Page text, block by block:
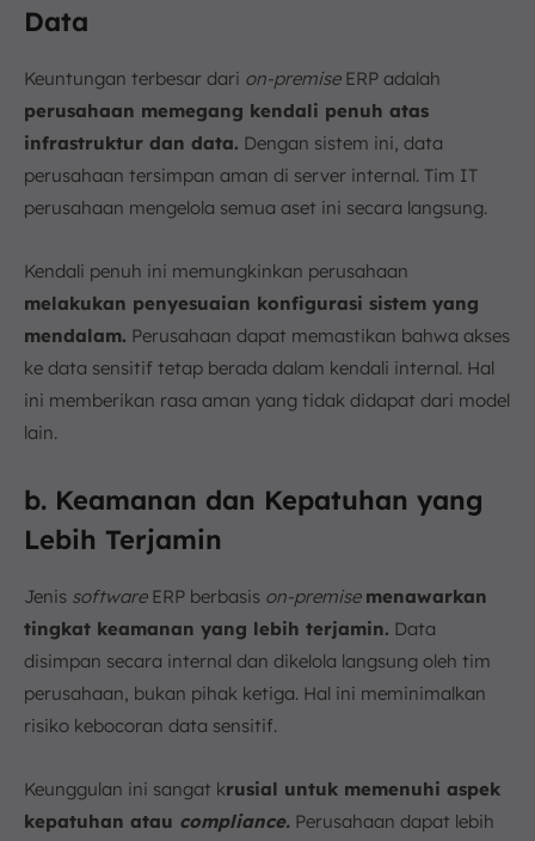
Data
Keuntungan terbesar dari on-premiseERP adalah
perusahaan memegang kendali penuh atas
infrastruktur dan data. Dengan sistem ini, data
perusahaan tersimpan aman di server internal. Tim IT
perusahaan mengelola semua aset ini secara langsung.
Kendali penuh ini memungkinkan perusahaan
melakukan penyesuaian konfigurasi sistem yang
mendalam. Perusahaan dapat memastikan bahwa akses
ke data sensitif tetap berada dalam kendali internal. Hal
ini memberikan rasa aman yang tidak didapat dari model
lain.
b. Keamanan dan Kepatuhan yang
Lebih Terjamin
Jenis software ERP berbasis on-premise menawarkan
tingkat keamanan yang lebih terjamin. Data
disimpan secara internal dan dikelola langsung oleh tim
perusahaan, bukan pihak ketiga. Hal ini meminimalkan
risiko kebocoran data sensitif.
Keunggulan ini sangat krusial untuk memenuhi aspek
kepatuhan atau compliance. Perusahaan dapat lebih